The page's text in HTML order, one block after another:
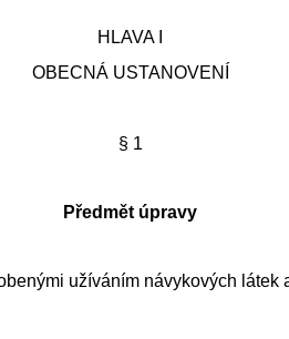
HLAVA I
OBECNÁ USTANOVENÍ
§ 1
Předmět úpravy
užíváním návykových látek